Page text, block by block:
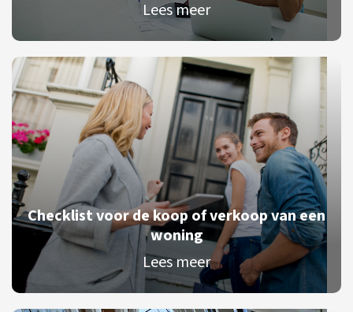
Lees meer
Checklist voor de koop of verkoop van een
woning
Lees meer